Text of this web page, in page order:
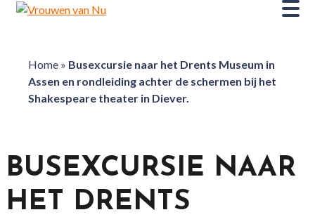
Home» Busexcursie naar het Drents Museum in
Assen en rondleiding achter de schermen bij het
Shakespeare theater in Diever.
BUSEXCURSIE NAAR
HET DRENTS